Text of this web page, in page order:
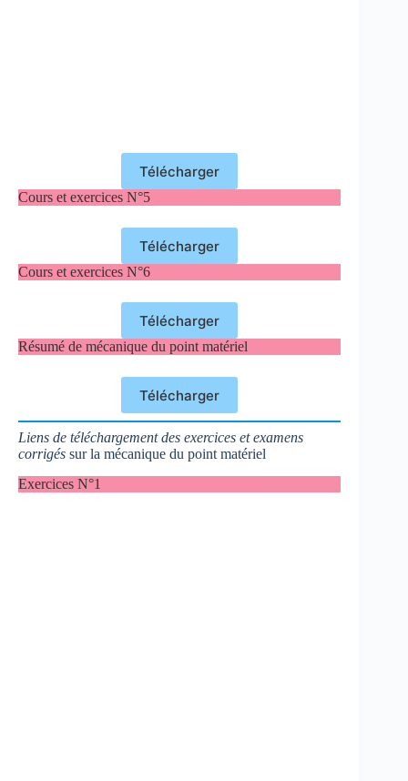
Télécharger
Cours et exercices N°5
Télécharger
Cours et exercices N°6
Télécharger
Résumé de mécanique du point matériel
Télécharger
Liens de téléchargement des exercices et examens
corrigés sur la mécanique du point matériel
Exercices N°1